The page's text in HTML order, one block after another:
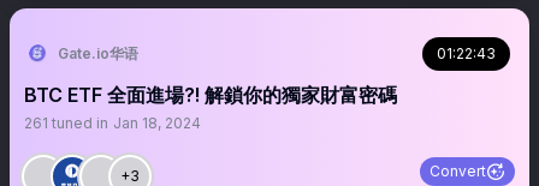
Gate.io华语 01:22:43
BTC ETF 全面進場?! 解鎖你的獨家財富密碼
261 tuned in Jan 18, 2024
+3 Convert